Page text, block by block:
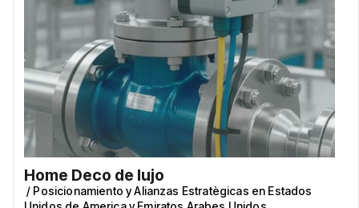
Home Deco de lujo
/ Posicionamiento y Alianzas Estratègicas en Estados